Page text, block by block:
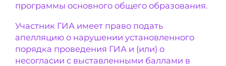
программы основного общего образования.
Участник ГИА имеет право подать
апелляцию о нарушении установленного
порядка проведения ГИА и (или) о
несогласии с выставленными баллами в